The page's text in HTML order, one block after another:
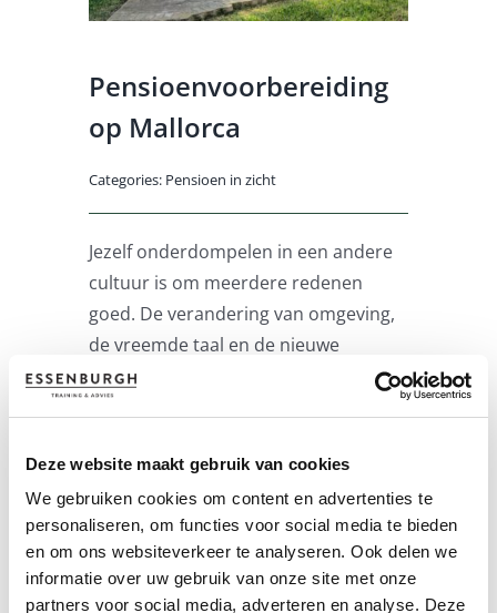
Deze website maakt gebruik van cookies
We gebruiken cookies om content en advertenties te
personaliseren, om functies voor social media te bieden
en om ons websiteverkeer te analyseren. Ook delen we
informatie over uw gebruik van onze site met onze
partners voor social media, adverteren en analyse. Deze
Pensioenvoorbereiding
op Mallorca
Categories: Pensioen in zicht
Jezelf onderdompelen in een andere
cultuur is om meerdere redenen
goed. De verandering van omgeving,
de vreemde taal en de nieuwe
mensen halen je uit de sleur van je
waardoor je weer [...]
Lees
verder